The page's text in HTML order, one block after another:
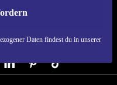
Daten findest du in unserer
- RETHINK NEW.